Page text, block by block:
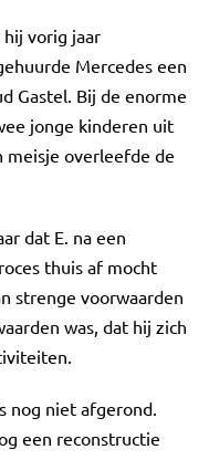
vorig jaar
Mercedes een
Gastel. Bij de enorme
jonge kinderen uit
meisje overleefde de
dat E. na een
thuis af mocht
strenge voorwaarden
was, dat hij zich
nog niet afgerond.
een reconstructie